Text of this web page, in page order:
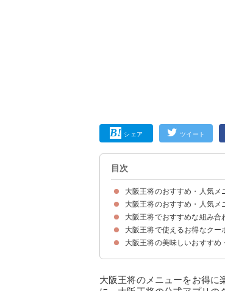
シェア ツイート
目次
大阪王将のおすすめ・人気メ
大阪王将のおすすめ・人気メ
15位：もちもち太麺の炒め焼
14位：四川担々麺（税込700円
13位：レバニラ炒め（税込780
12位：八宝菜定食（税込980円
11位：キムチ炒飯（税込673円
10位：大阪ちゃんぽん麺（税
9位：チキン南蛮（税込649円）
8位：ふわとろ天津炒飯（税込
7位：酢豚（税込642円）
6位：四川麻婆豆腐（税込750
5位：鶏の唐揚げ定食（税込820
4位：ぷるもち水餃子（税込295
3位：五目炒飯（税込580円）
2位：ふわとろ天津飯（税込460
1位：餃子（税込260円）
大阪王将でおすすめな組み合
組み合わせ①～鉄板コンビを楽
組み合わせ②～刺激が欲しい人
組み合わせ③～野菜を摂りたい
大阪王将で使えるお得なクー
大阪王将の美味しいおすすめ
大阪王将のメニューをお得に